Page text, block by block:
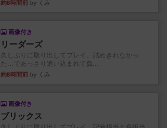
約8時間前 by くみ
画像付き
リーダーズ
久しぶりに取り出してプレイ。詰めきれなかっ
た…であっさり追い込まれて負...
約8時間前 by くみ
画像付き
ブリックス